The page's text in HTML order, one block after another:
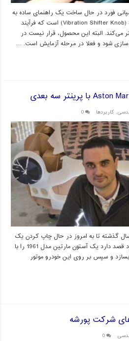
فورد در حال ساخت یک راهنمای ساده به
نام دستگره لرزشی تعویض‌کننده (Vibration Shifter Knob) است که فرآیند
می‌کند. البته این محصول، قرار نیست در
شود و فعلا در مرحله آزمایش است. …
, کاربردها 0
گذشته تا به امروز در حال چاپ کردن یک
خودرو در خانه اش است. این مرد قصد دارد یک آستون مارتین مدل 1961 را با
و سپس بر روی این خودرو موتور
شرکت پورشه
0